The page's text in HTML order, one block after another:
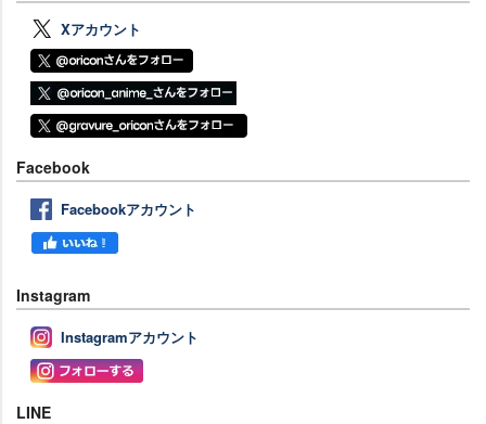
Xアカウント
Facebook
Facebookアカウント
Instagram
Instagramアカウント
LINE